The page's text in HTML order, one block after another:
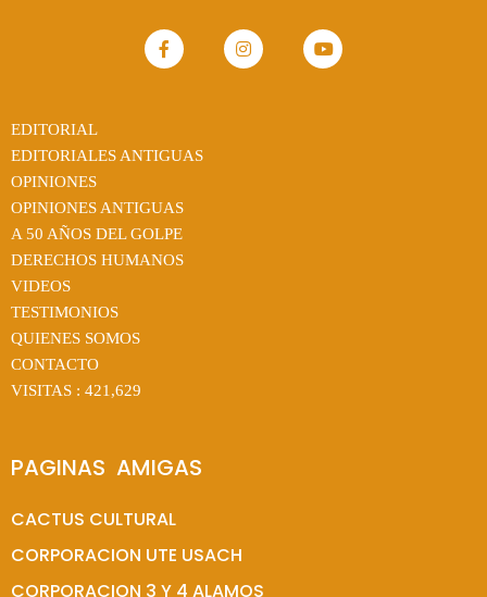
EDITORIAL
EDITORIALES ANTIGUAS
OPINIONES
OPINIONES ANTIGUAS
A 50 AÑOS DEL GOLPE
DERECHOS HUMANOS
VIDEOS
TESTIMONIOS
QUIENES SOMOS
CONTACTO
VISITAS : 421,629
PAGINAS  AMIGAS
CACTUS CULTURAL
CORPORACION UTE USACH
CORPORACION 3 Y 4 ALAMOS